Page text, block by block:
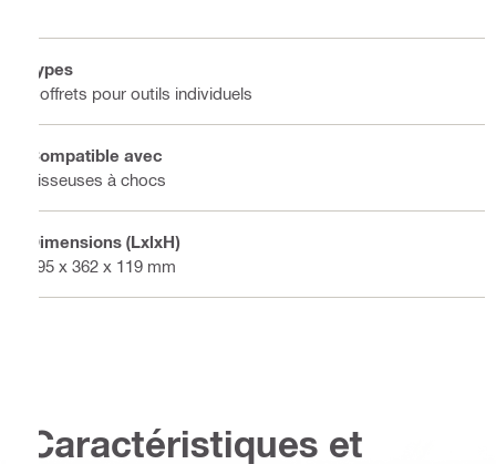
Types
Coffrets pour outils individuels
Compatible avec
Visseuses à chocs
Dimensions (LxlxH)
395 x 362 x 119 mm
Caractéristiques et